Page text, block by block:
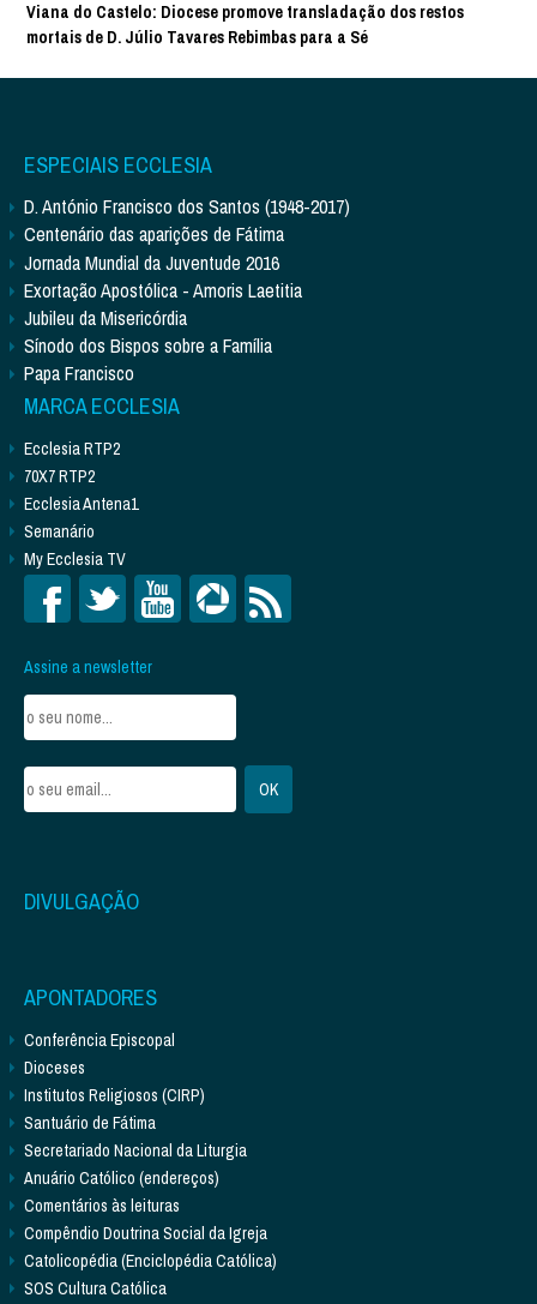
Viana do Castelo: Diocese promove transladação dos restos
mortais de D. Júlio Tavares Rebimbas para a Sé
ESPECIAIS ECCLESIA
D. António Francisco dos Santos (1948-2017)
Centenário das aparições de Fátima
Jornada Mundial da Juventude 2016
Exortação Apostólica - Amoris Laetitia
Jubileu da Misericórdia
Sínodo dos Bispos sobre a Família
Papa Francisco
MARCA ECCLESIA
Ecclesia RTP2
70X7 RTP2
Ecclesia Antena1
Semanário
My Ecclesia TV
Assine a newsletter
DIVULGAÇÃO
APONTADORES
Conferência Episcopal
Dioceses
Institutos Religiosos (CIRP)
Santuário de Fátima
Secretariado Nacional da Liturgia
Anuário Católico (endereços)
Comentários às leituras
Compêndio Doutrina Social da Igreja
Catolicopédia (Enciclopédia Católica)
SOS Cultura Católica